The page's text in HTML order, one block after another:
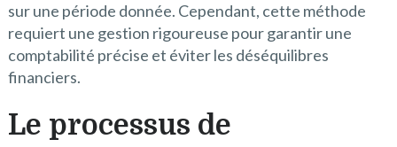
sur une période donnée. Cependant, cette méthode
requiert une gestion rigoureuse pour garantir une
comptabilité précise et éviter les déséquilibres
financiers.
Le processus de